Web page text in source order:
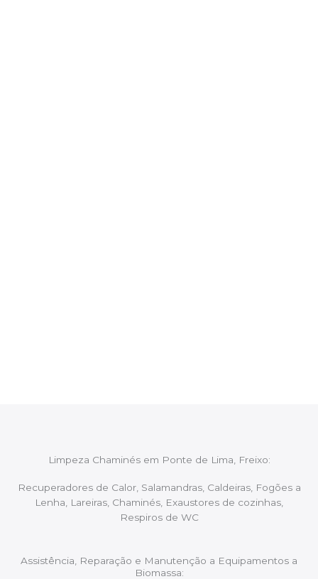
Limpeza Chaminés em Ponte de Lima, Freixo:
Recuperadores de Calor, Salamandras, Caldeiras, Fogões a
Lenha, Lareiras, Chaminés, Exaustores de cozinhas,
Respiros de WC
Assistência, Reparação e Manutenção a Equipamentos a
Biomassa: